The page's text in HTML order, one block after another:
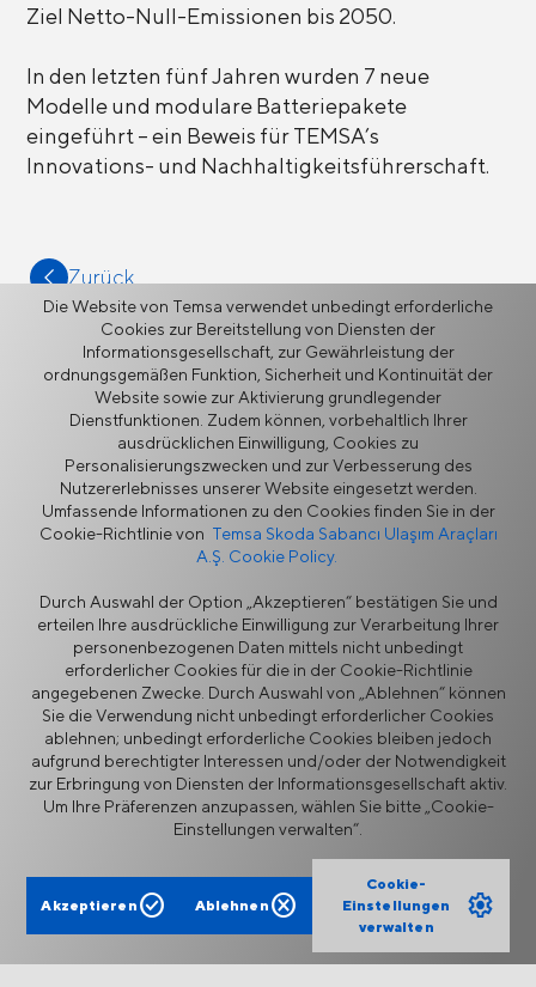
Ziel Netto-Null-Emissionen bis 2050.
In den letzten fünf Jahren wurden 7 neue
Modelle und modulare Batteriepakete
eingeführt – ein Beweis für TEMSA’s
Innovations- und Nachhaltigkeitsführerschaft.
Zurück
Mehr
Mobilitätslösungen
Globaler Fußabdruck
Innovation bei TEMSA
Informationssicherheitspolitik
Rechtlicher Hinweis
Datenschutz
Cookie-Richtlinie
Lieferantenportal
Ethik-Hotline
Kontaktformular
TEMSA ist ein auf den Menschen ausgerichteter
Die Website von Temsa verwendet unbedingt erforderliche
Cookies zur Bereitstellung von Diensten der
Informationsgesellschaft, zur Gewährleistung der
ordnungsgemäßen Funktion, Sicherheit und Kontinuität der
Website sowie zur Aktivierung grundlegender
Dienstfunktionen. Zudem können, vorbehaltlich Ihrer
ausdrücklichen Einwilligung, Cookies zu
Personalisierungszwecken und zur Verbesserung des
Nutzererlebnisses unserer Website eingesetzt werden.
Umfassende Informationen zu den Cookies finden Sie in der
Cookie-Richtlinie von Temsa Skoda Sabancı Ulaşım Araçları
A.Ş. Cookie Policy.
Durch Auswahl der Option „Akzeptieren“ bestätigen Sie und
erteilen Ihre ausdrückliche Einwilligung zur Verarbeitung Ihrer
personenbezogenen Daten mittels nicht unbedingt
erforderlicher Cookies für die in der Cookie-Richtlinie
angegebenen Zwecke. Durch Auswahl von „Ablehnen“ können
Sie die Verwendung nicht unbedingt erforderlicher Cookies
ablehnen; unbedingt erforderliche Cookies bleiben jedoch
aufgrund berechtigter Interessen und/oder der Notwendigkeit
zur Erbringung von Diensten der Informationsgesellschaft aktiv.
Um Ihre Präferenzen anzupassen, wählen Sie bitte „Cookie-
Einstellungen verwalten“.
Akzeptieren check_circle Ablehnen cancel
Cookie-
Einstellungen
verwalten
settings